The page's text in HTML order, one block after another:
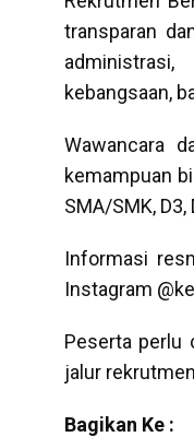
transparan
kebangsaan,
Wawancara
kemampuan
SMA/SMK, D3,
Informasi
Instagram
Peserta perlu
jalur
Bagikan Ke :